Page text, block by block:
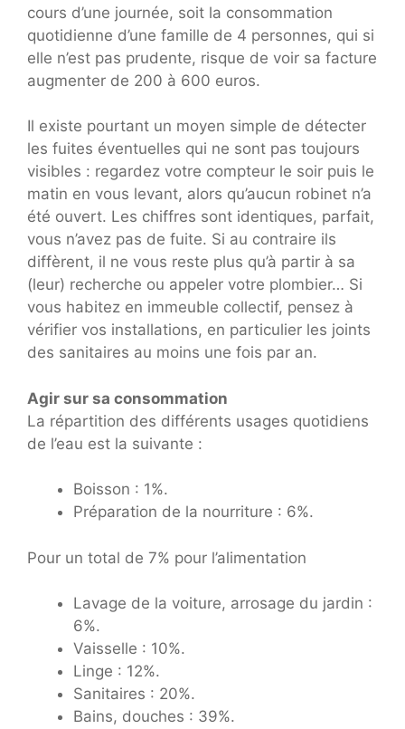
cours d’une journée, soit la consommation
quotidienne d’une famille de 4 personnes, qui si
elle n’est pas prudente, risque de voir sa facture
augmenter de 200 à 600 euros.
Il existe pourtant un moyen simple de détecter
les fuites éventuelles qui ne sont pas toujours
visibles : regardez votre compteur le soir puis le
matin en vous levant, alors qu’aucun robinet n’a
été ouvert. Les chiffres sont identiques, parfait,
vous n’avez pas de fuite. Si au contraire ils
diffèrent, il ne vous reste plus qu’à partir à sa
(leur) recherche ou appeler votre plombier… Si
vous habitez en immeuble collectif, pensez à
vérifier vos installations, en particulier les joints
des sanitaires au moins une fois par an.
Agir sur sa consommation
La répartition des différents usages quotidiens
de l’eau est la suivante :
Boisson : 1%.
Préparation de la nourriture : 6%.
Pour un total de 7% pour l’alimentation
Lavage de la voiture, arrosage du jardin :
6%.
Vaisselle : 10%.
Linge : 12%.
Sanitaires : 20%.
Bains, douches : 39%.